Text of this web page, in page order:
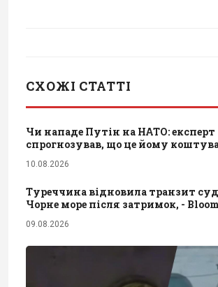
СХОЖІ СТАТТІ
Чи нападе Путін на НАТО: експерт
спрогнозував, що це йому
10.08.2026
Туреччина відновила транзит
Чорне море після затримок, -
09.08.2026